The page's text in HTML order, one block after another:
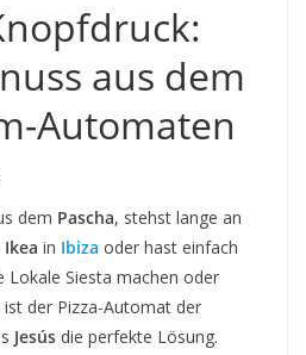
aus dem
Automaten
dem Pascha, stehst lange an
Ikea in Ibiza oder hast einfach
Lokale Siesta machen oder
ist der Pizza-Automat der
Jesús die perfekte Lösung.